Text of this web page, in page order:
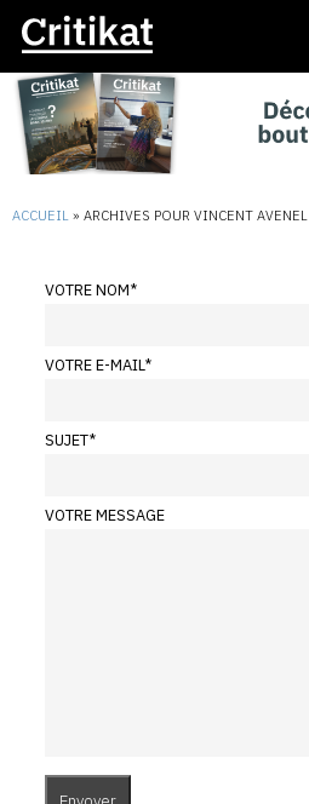
ACCUEIL » ARCHIVES POUR VINCENT AVENEL
VOTRE NOM*
VOTRE E-MAIL*
SUJET*
VOTRE MESSAGE